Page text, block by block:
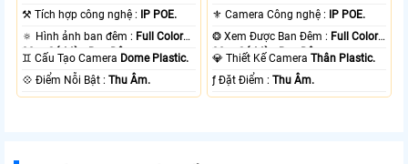
⚒ Tích hợp công nghệ :
IP POE.
🔅 Hình ảnh ban đêm : Full Color
30m Có Màu Ban Ðêm.
♊ Cấu Tạo Camera Dome Plastic.
️💠 Điểm Nỗi Bật :Thu Âm.
⚜️ Camera Công nghệ :
IP POE.
❂ Xem Được Ban Đêm : Full Color
30m Có Màu Ban Ðêm.
💎 Thiết Kế CameraThân Plastic.
️ƒ Đặt Điểm :Thu Âm.